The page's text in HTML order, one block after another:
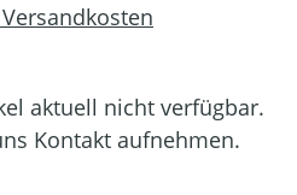
aktuell nicht verfügbar.
Kontakt aufnehmen.